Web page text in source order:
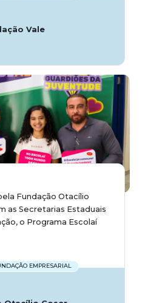
Vale
Fundação Otacílio
as Secretarias Estaduais
o Programa Escolaí
EMPRESARIAL